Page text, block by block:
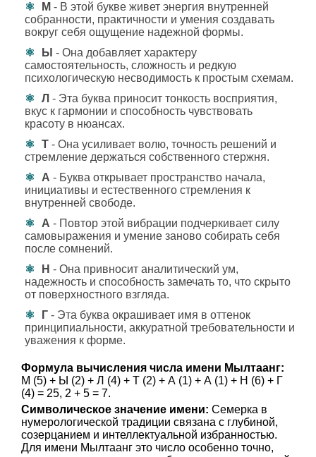
М - В этой букве живет энергия внутренней
собранности, практичности и умения создавать
вокруг себя ощущение надежной формы.
Ы - Она добавляет характеру
самостоятельность, сложность и редкую
психологическую несводимость к простым схемам.
Л - Эта буква приносит тонкость восприятия,
вкус к гармонии и способность чувствовать
красоту в нюансах.
Т - Она усиливает волю, точность решений и
стремление держаться собственного стержня.
А - Буква открывает пространство начала,
инициативы и естественного стремления к
внутренней свободе.
А - Повтор этой вибрации подчеркивает силу
самовыражения и умение заново собирать себя
после сомнений.
Н - Она привносит аналитический ум,
надежность и способность замечать то, что скрыто
от поверхностного взгляда.
Г - Эта буква окрашивает имя в оттенок
принципиальности, аккуратной требовательности и
уважения к форме.
Формула вычисления числа имени Мылтаанг:
М (5) + Ы (2) + Л (4) + Т (2) + А (1) + А (1) + Н (6) + Г
(4) = 25, 2 + 5 = 7.
Символическое значение имени: Семерка в
нумерологической традиции связана с глубиной,
созерцанием и интеллектуальной избранностью.
Для имени Мылтаанг это число особенно точно,